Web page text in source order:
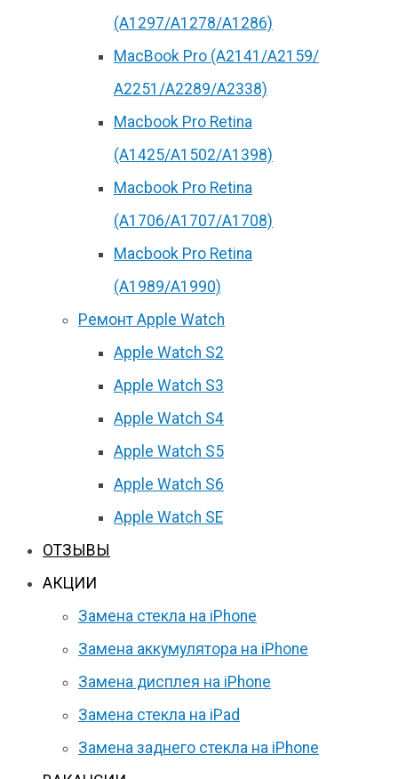
(A1297/A1278/A1286)
MacBook Pro (А2141/А2159/
А2251/A2289/A2338)
Macbook Pro Retina
(А1425/A1502/A1398)
Macbook Pro Retina
(А1706/A1707/A1708)
Macbook Pro Retina
(А1989/A1990)
Ремонт Apple Watch
Apple Watch S2
Apple Watch S3
Apple Watch S4
Apple Watch S5
Apple Watch S6
Apple Watch SE
ОТЗЫВЫ
АКЦИИ
Замена стекла на iPhone
Замена аккумулятора на iPhone
Замена дисплея на iPhone
Замена стекла на iPad
Замена заднего стекла на iPhone